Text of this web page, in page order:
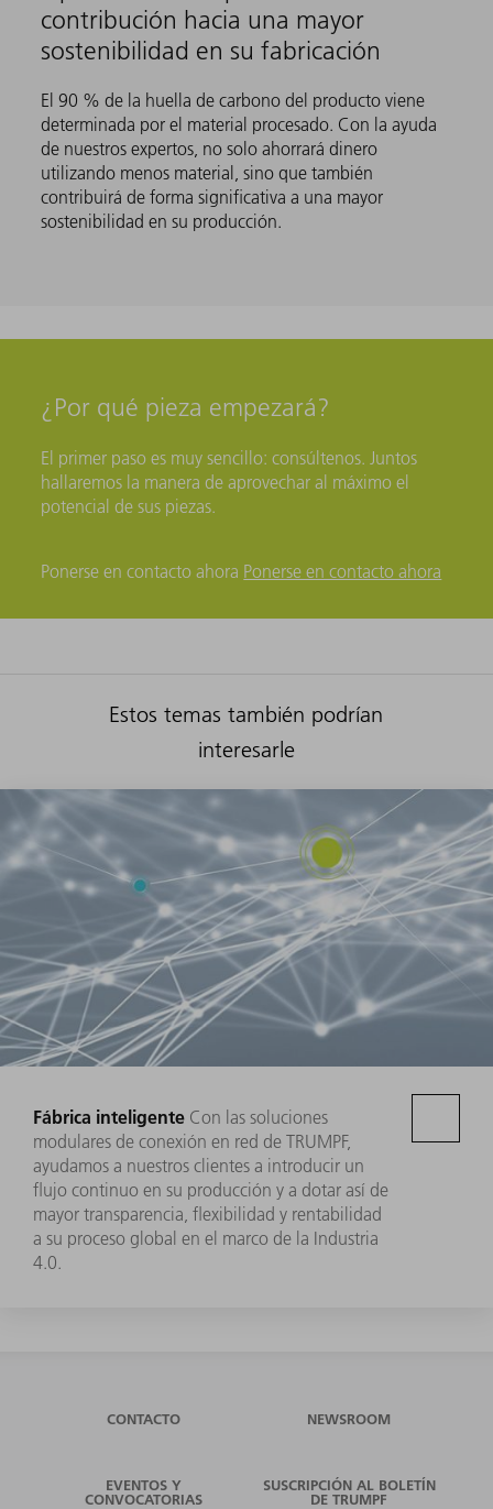
contribución hacia una mayor
sostenibilidad en su fabricación
El 90 % de la huella de carbono del producto viene
determinada por el material procesado. Con la ayuda
de nuestros expertos, no solo ahorrará dinero
utilizando menos material, sino que también
contribuirá de forma significativa a una mayor
sostenibilidad en su producción.
¿Por qué pieza empezará?
El primer paso es muy sencillo: consúltenos. Juntos
hallaremos la manera de aprovechar al máximo el
potencial de sus piezas.
Ponerse en contacto ahora Ponerse en contacto ahora
Estos temas también podrían
interesarle
Fábrica inteligente Con las soluciones
modulares de conexión en red de TRUMPF,
ayudamos a nuestros clientes a introducir un
flujo continuo en su producción y a dotar así de
mayor transparencia, flexibilidad y rentabilidad
a su proceso global en el marco de la Industria
4.0.
CONTACTO NEWSROOM
EVENTOS Y
CONVOCATORIAS
SUSCRIPCIÓN AL BOLETÍN
DE TRUMPF